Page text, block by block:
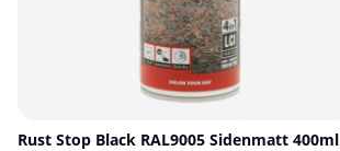
Rust Stop Black RAL9005 Sidenmatt 400ml